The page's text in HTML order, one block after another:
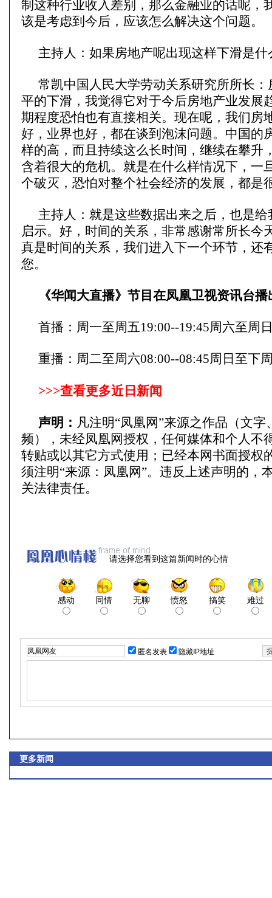
制这种行业收入差别，那么金融业的话呢，
该是考虑到今后，应该怎么解决这个问题。
主持人：如果房地产呢出现这样下滑是什
常凯中国人民大学劳动关系研究所所长
平的下滑，我觉得它对于今后房地产业发展
期程度恐怕也有直接相关。现在呢，我们房
好，业界也好，都在谈到泡沫问题。中国的
样的高，而且持续这么长时间，继续在攀升
含着很大的危机。就是在什么样情况下，一
个破灭，恐怕对整个社会经济的发展，都是
主持人：就是这些数据出来之后，也是
启示。好，时间的关系，非常感谢常所长今
真是时间的关系，我们进入下一个环节，还
您。
《华闻大直播》节目在凤凰卫视资讯台播
首播：周一至周五19:00--19:45周六至周
重播：周二至周六08:00--08:45周日至下
>>>查看更多近日新闻
声明： 凡注明“凤凰网”来源之作品（文字
频），未经凤凰网授权，任何媒体和个人不
转贴或以其它方式使用；已经本网书面授权
须注明“来源：凤凰网”。违反上述声明的，
关法律责任。
请选择您看到这篇新闻时的心情
感动 同情 无聊 愤怒 搞笑 难过
匿名发表 隐藏IP地址
更多新闻